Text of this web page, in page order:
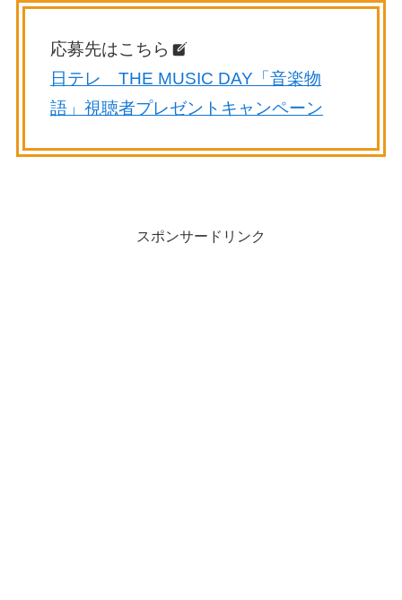
応募先はこちら
日テレ THE MUSIC DAY「音楽物
語」視聴者プレゼントキャンペーン
スポンサードリンク